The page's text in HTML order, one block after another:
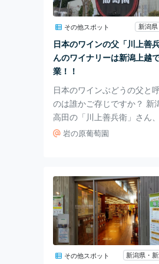
のサラダは超おすすめ！安
ューム満点！ 取れたての新
が12種類も入っています🥰
も美味しいけれど、ここの
きなので今回は二
その他スポット 新潟
日本のワインの父「川上善
んのワイナリーは新潟上越
業！！
日本のワインぶどうの父と
のは誰かご存じですか？ 新
高田の「川上善兵衛」さん
葡萄園創業者です。 ここ上
といえば有数の豪雪地帯で
開園したようです。 勝海舟
交があり、そこで振る舞わ
品の葡萄酒に目を 付けたと
と、先見の明があったとい
すね。 広大な園内には、石
にもショップやレストラン
岩の原葡萄園
その他スポット